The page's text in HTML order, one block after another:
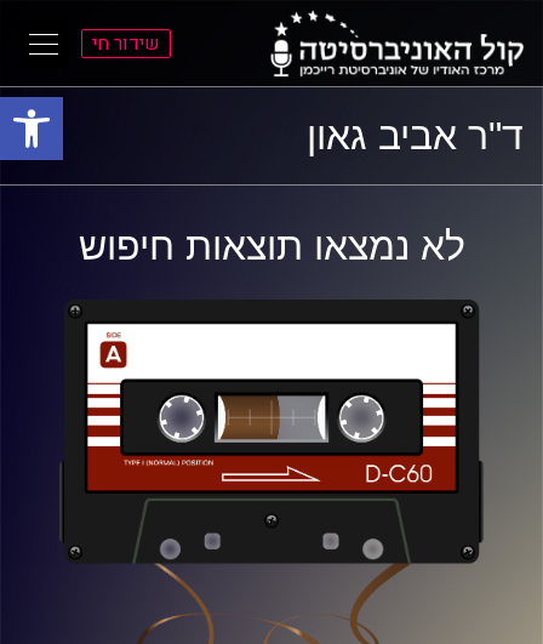
פתח
התפריט
הראשי
התוכן
הראשי
שידור חי
ד"ר אביב גאון
לא נמצאו תוצאות חיפוש